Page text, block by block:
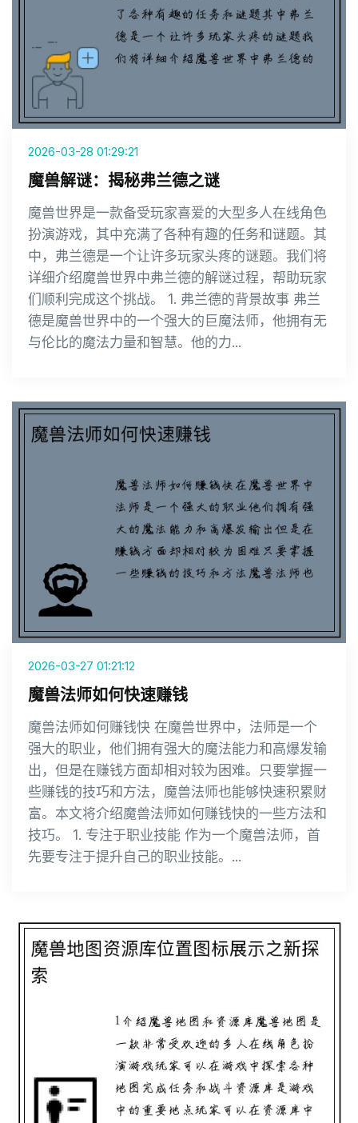
2026-03-28 01:29:21
魔兽解谜：揭秘弗兰德之谜
魔兽世界是一款备受玩家喜爱的大型多人在线角色
扮演游戏，其中充满了各种有趣的任务和谜题。其
中，弗兰德是一个让许多玩家头疼的谜题。我们将
详细介绍魔兽世界中弗兰德的解谜过程，帮助玩家
们顺利完成这个挑战。 1. 弗兰德的背景故事 弗兰
德是魔兽世界中的一个强大的巨魔法师，他拥有无
与伦比的魔法力量和智慧。他的力...
2026-03-27 01:21:12
魔兽法师如何快速赚钱
魔兽法师如何赚钱快 在魔兽世界中，法师是一个
强大的职业，他们拥有强大的魔法能力和高爆发输
出，但是在赚钱方面却相对较为困难。只要掌握一
些赚钱的技巧和方法，魔兽法师也能够快速积累财
富。本文将介绍魔兽法师如何赚钱快的一些方法和
技巧。 1. 专注于职业技能 作为一个魔兽法师，首
先要专注于提升自己的职业技能。...